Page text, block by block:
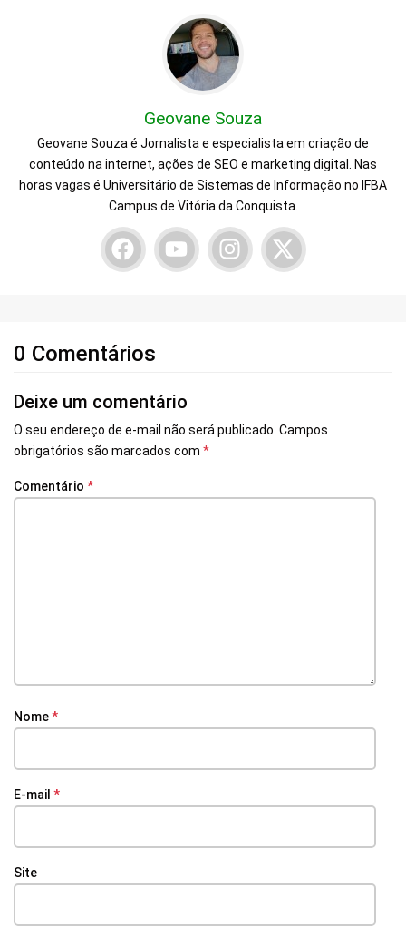
Geovane Souza
Geovane Souza é Jornalista e especialista em criação de
conteúdo na internet, ações de SEO e marketing digital. Nas
horas vagas é Universitário de Sistemas de Informação no IFBA
Campus de Vitória da Conquista.
0 Comentários
Deixe um comentário
O seu endereço de e-mail não será publicado. Campos
obrigatórios são marcados com *
Comentário *
Nome*
E-mail *
Site